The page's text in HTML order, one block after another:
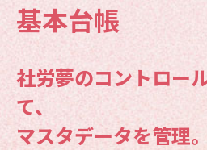
基本台帳
社労夢のコントロー
て、
マスタデータを管理。